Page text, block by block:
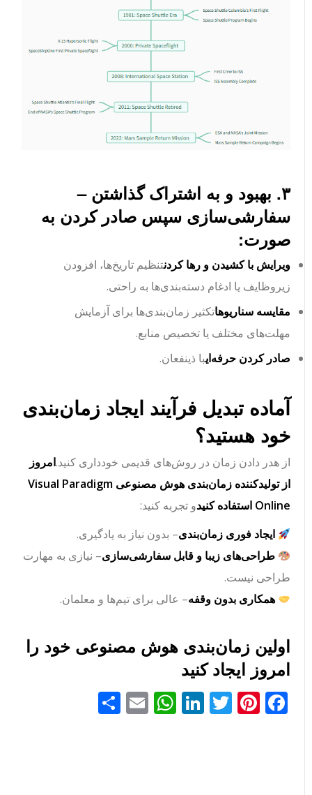
۳. بهبود و به اشتراک گذاشتن –
سفارشی‌سازی سپس صادر کردن به
صورت:
ویرایش با کشیدن و رها کردنتنظیم تاریخ‌ها، افزودن
زیروظایف یا ادغام دسته‌بندی‌ها به راحتی.
مقایسه سناریوهاتکثیر زمان‌بندی‌ها برای آزمایش
مهلت‌های مختلف یا تخصیص منابع.
صادر کردن حرفه‌ایبا ذینفعان.
آماده تبدیل فرآیند ایجاد زمان‌بندی
خود هستید؟
از هدر دادن زمان در روش‌های قدیمی خودداری کنید.امروز
از تولیدکننده زمان‌بندی هوش مصنوعی Visual Paradigm
Online استفاده کنید
و تجربه کنید:
ایجاد فوری زمان‌بندی– بدون نیاز به یادگیری.
طراحی‌های زیبا و قابل سفارشی‌سازی– نیازی به مهارت
طراحی نیست.
همکاری بدون وقفه– عالی برای تیم‌ها و معلمان.
اولین زمان‌بندی هوش مصنوعی خود را
امروز ایجاد کنید
Facebook
Pinterest
Twitter
LinkedIn
WhatsApp
Emailاشتراک